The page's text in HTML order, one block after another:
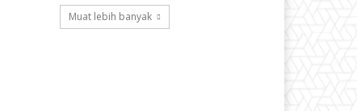
Muat lebih banyak